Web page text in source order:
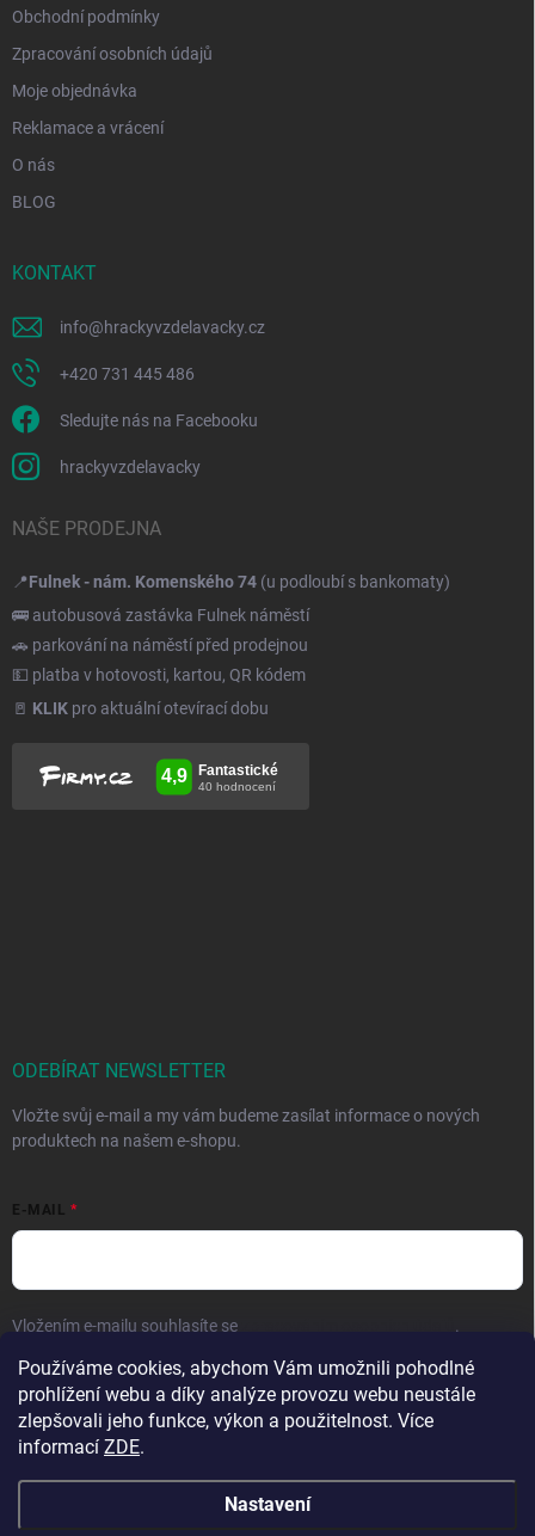
Používáme cookies, abychom Vám umožnili pohodlné
prohlížení webu a díky analýze provozu webu neustále
zlepšovali jeho funkce, výkon a použitelnost. Více
informací ZDE.
Nastavení
Obchodní podmínky
Zpracování osobních údajů
Moje objednávka
Reklamace a vrácení
O nás
BLOG
KONTAKT
info@hrackyvzdelavacky.cz
+420 731 445 486
Sledujte nás na Facebooku
hrackyvzdelavacky
NAŠE PRODEJNA
📍Fulnek - nám. Komenského 74 (u podloubí s bankomaty)
🚌 autobusová zastávka Fulnek náměstí
🚗 parkování na náměstí před prodejnou
💵 platba v hotovosti, kartou, QR kódem
🚪 KLIK pro aktuální otevírací dobu
ODEBÍRAT NEWSLETTER
Vložte svůj e-mail a my vám budeme zasílat informace o nových
produktech na našem e-shopu.
E-MAIL
Vložením e-mailu souhlasíte se .
Přihlásit se